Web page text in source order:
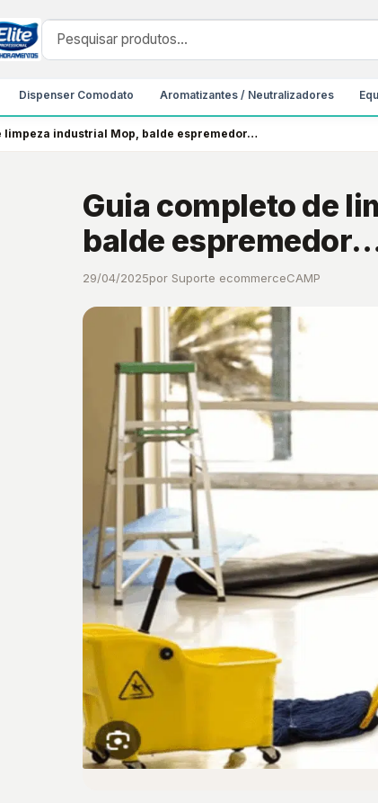
Dispenser Comodato Aromatizantes / Neutralizadores
limpeza industrial Mop, balde espremedor…
Guia completo de
balde
29/04/2025por Suporte ecommerceCAMP